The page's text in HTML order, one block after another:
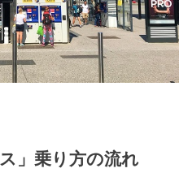
」乗り方の流れ